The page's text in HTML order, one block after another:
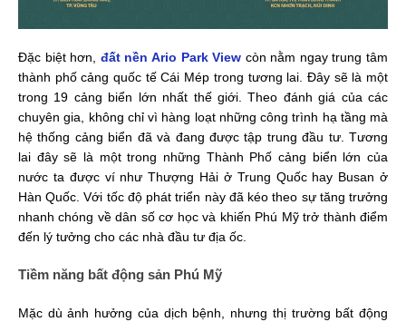
Đặc biệt hơn, đất nền Ario Park View còn nằm ngay trung tâm
thành phố cảng quốc tế Cái Mép trong tương lai. Đây sẽ là một
trong 19 cảng biển lớn nhất thế giới. Theo đánh giá của các
chuyên gia, không chỉ vì hàng loạt những công trình hạ tầng mà
hệ thống cảng biển đã và đang được tập trung đầu tư. Tương
lai đây sẽ là một trong những Thành Phố cảng biển lớn của
nước ta được ví như Thượng Hải ở Trung Quốc hay Busan ở
Hàn Quốc. Với tốc độ phát triển này đã kéo theo sự tăng trưởng
nhanh chóng về dân số cơ học và khiến Phú Mỹ trở thành điểm
đến lý tưởng cho các nhà đầu tư địa ốc.
Tiềm năng bất động sản Phú Mỹ
Mặc dù ảnh hưởng của dịch bệnh, nhưng thị trường bất động